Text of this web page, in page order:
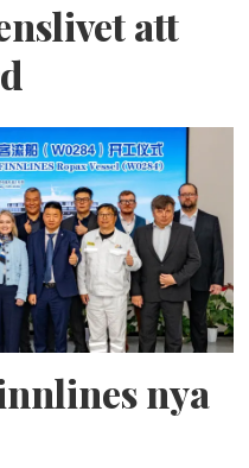
att
nya